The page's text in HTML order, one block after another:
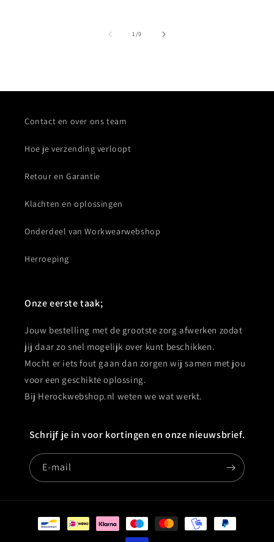
1/van
9
Contact en over ons team
Hoe je verzending verloopt
Retour en Garantie
Klachten en oplossingen
Onderdeel van Workwearwebshop
Herroeping
Onze eerste taak;
Jouw bestelling met de grootste zorg afwerken zodat
jij daar zo snel mogelijk over kunt beschikken.
Mocht er iets fout gaan dan zorgen wij samen met jou
voor een geschikte oplossing.
Bij Herockwebshop.nl weten we wat werkt.
Schrijf je in voor kortingen en onze nieuwsbrief.
E‑mail
Betaalmethoden